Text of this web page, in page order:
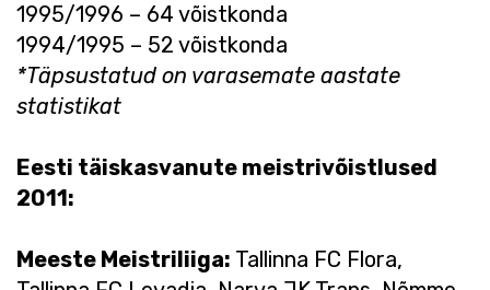
1995/1996 – 64 võistkonda
1994/1995 – 52 võistkonda
*Täpsustatud on varasemate aastate
statistikat
Eesti täiskasvanute meistrivõistlused
2011:
Meeste Meistriliiga: Tallinna FC Flora,